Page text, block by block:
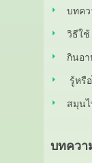
บทค
วิธีใช้
กินอา
รู้หรื
สมุน
บทควา